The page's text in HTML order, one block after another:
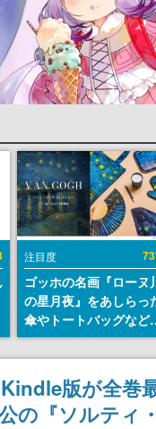
注目度
ゴッホの名画『ローヌ
の星月夜』をあしらっ
傘やトートバッグなど
登場。8月7日21時よ
日間限定で予約販売
版が全巻
の『ソルティ